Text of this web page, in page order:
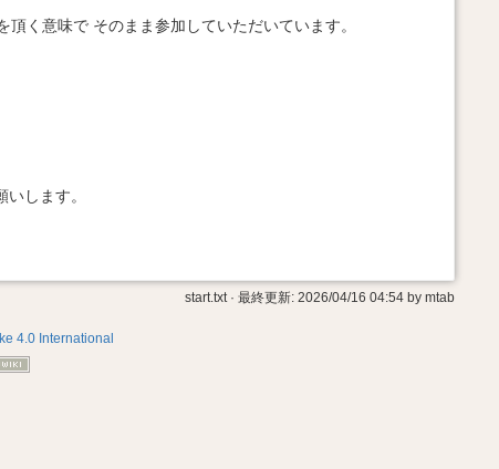
く意味で そのまま参加していただいています。
します。
start.txt· 最終更新: 2026/04/16 04:54 by mtab
4.0 International